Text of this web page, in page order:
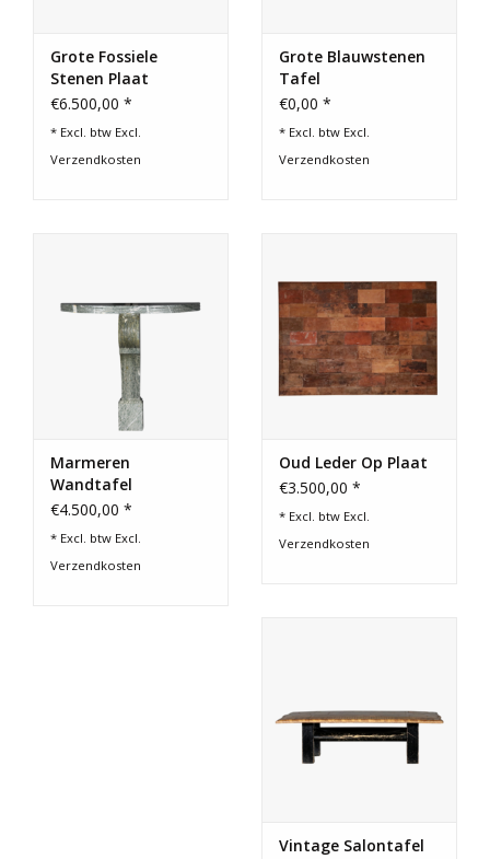
Grote Fossiele
Stenen Plaat
€6.500,00 *
* Excl. btw Excl.
Verzendkosten
Grote Blauwstenen
Tafel
€0,00 *
* Excl. btw Excl.
Verzendkosten
Marmeren
Wandtafel
€4.500,00 *
* Excl. btw Excl.
Verzendkosten
Oud Leder Op Plaat
€3.500,00 *
* Excl. btw Excl.
Verzendkosten
Vintage Salontafel